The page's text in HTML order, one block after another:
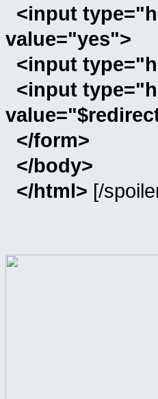
<input
value="yes">
<input
<input
</form>
</body>
</html> [/